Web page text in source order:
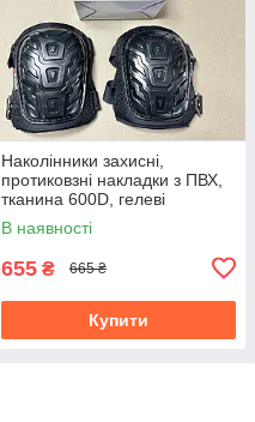
Наколінники захисні,
протиковзні накладки з ПВХ,
тканина 600D, гелеві
подушки, INTERTOOL SP-
0053
В наявності
655 ₴ 665 ₴
Купити